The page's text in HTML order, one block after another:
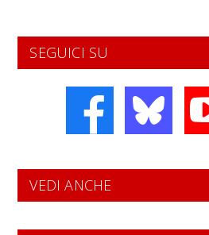
SEGUICI SU
VEDI ANCHE